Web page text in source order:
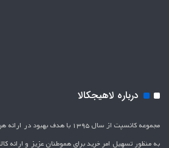
درباره لاهیجکالا
مجموعه کانسپت از سال 1395 با هدف
به منظور تسهیل امر خرید برای هموطنان عزیز و ارائه